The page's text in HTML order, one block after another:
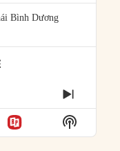
Bình Dương
NEXT
Show
Podcast